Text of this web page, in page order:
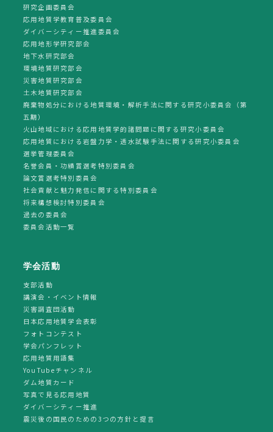
研究企画委員会
応用地質学教育普及委員会
ダイバーシティー推進委員会
応用地形学研究部会
地下水研究部会
環境地質研究部会
災害地質研究部会
土木地質研究部会
廃棄物処分における地質環境・解析手法に関する研究小委員会（第
五期）
火山地域における応用地質学的諸問題に関する研究小委員会
応用地質における岩盤力学・透水試験手法に関する研究小委員会
選挙管理委員会
名誉会員・功績賞選考特別委員会
論文賞選考特別委員会
社会貢献と魅力発信に関する特別委員会
将来構想検討特別委員会
過去の委員会
委員会活動一覧
学会活動
支部活動
講演会・イベント情報
災害調査団活動
日本応用地質学会表彰
フォトコンテスト
学会パンフレット
応用地質用語集
YouTubeチャンネル
ダム地質カード
写真で見る応用地質
ダイバーシティー推進
震災後の国民のための3つの方針と提言